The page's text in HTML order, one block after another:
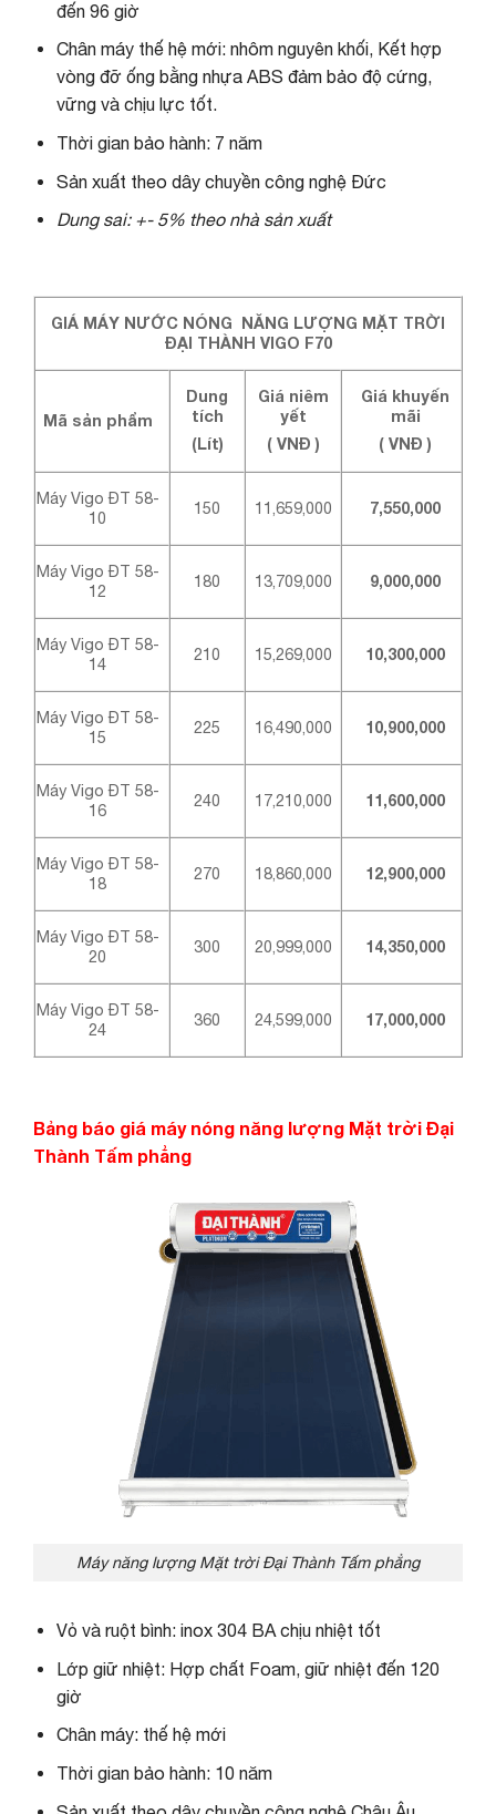
đến 96 giờ
Chân máy thế hệ mới: nhôm nguyên khối, Kết hợp
vòng đỡ ống bằng nhựa ABS đảm bảo độ cứng,
vững và chịu lực tốt.
Thời gian bảo hành: 7 năm
Sản xuất theo dây chuyền công nghệ Đức
Dung sai: +- 5% theo nhà sản xuất
GIÁ MÁY NƯỚC NÓNG NĂNG LƯỢNG MẶT TRỜI
ĐẠI THÀNH VIGO F70
Mã sản phẩm
Dung
tích
(Lít)
Giá niêm
yết
( VNĐ )
Giá khuyến
mãi
( VNĐ )
Máy Vigo ĐT 58-
10
150 11,659,000 7,550,000
Máy Vigo ĐT 58-
12
180 13,709,000 9,000,000
Máy Vigo ĐT 58-
14
210 15,269,000 10,300,000
Máy Vigo ĐT 58-
15
225 16,490,000 10,900,000
Máy Vigo ĐT 58-
16
240 17,210,000 11,600,000
Máy Vigo ĐT 58-
18
270 18,860,000 12,900,000
Máy Vigo ĐT 58-
20
300 20,999,000 14,350,000
Máy Vigo ĐT 58-
24
360 24,599,000 17,000,000
Bảng báo giá máy nóng năng lượng Mặt trời Đại
Thành Tấm phẳng
Máy năng lượng Mặt trời Đại Thành Tấm phẳng
Vỏ và ruột bình: inox 304 BA chịu nhiệt tốt
Lớp giữ nhiệt: Hợp chất Foam, giữ nhiệt đến 120
giờ
Chân máy: thế hệ mới
Thời gian bảo hành: 10 năm